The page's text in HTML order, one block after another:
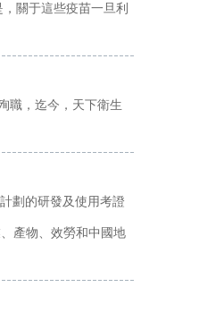
關于這些疫苗一旦利
職，迄今，天下衛生
劃的研發及使用考證
產物、效勞和中國地